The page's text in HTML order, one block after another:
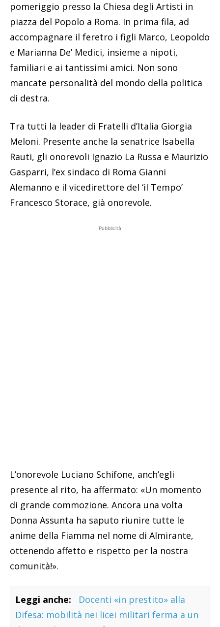
pomeriggio presso la Chiesa degli Artisti in
piazza del Popolo a Roma. In prima fila, ad
accompagnare il feretro i figli Marco, Leopoldo
e Marianna De’ Medici, insieme a nipoti,
familiari e ai tantissimi amici. Non sono
mancate personalità del mondo della politica
di destra.
Tra tutti la leader di Fratelli d’Italia Giorgia
Meloni. Presente anche la senatrice Isabella
Rauti, gli onorevoli Ignazio La Russa e Maurizio
Gasparri, l’ex sindaco di Roma Gianni
Alemanno e il vicedirettore del ‘il Tempo’
Francesco Storace, già onorevole.
Pubblicità
L’onorevole Luciano Schifone, anch’egli
presente al rito, ha affermato: «Un momento
di grande commozione. Ancora una volta
Donna Assunta ha saputo riunire tutte le
anime della Fiamma nel nome di Almirante,
ottenendo affetto e rispetto per la nostra
comunità!».
Leggi anche:
Docenti «in prestito» alla
Difesa: mobilità nei licei militari ferma a un